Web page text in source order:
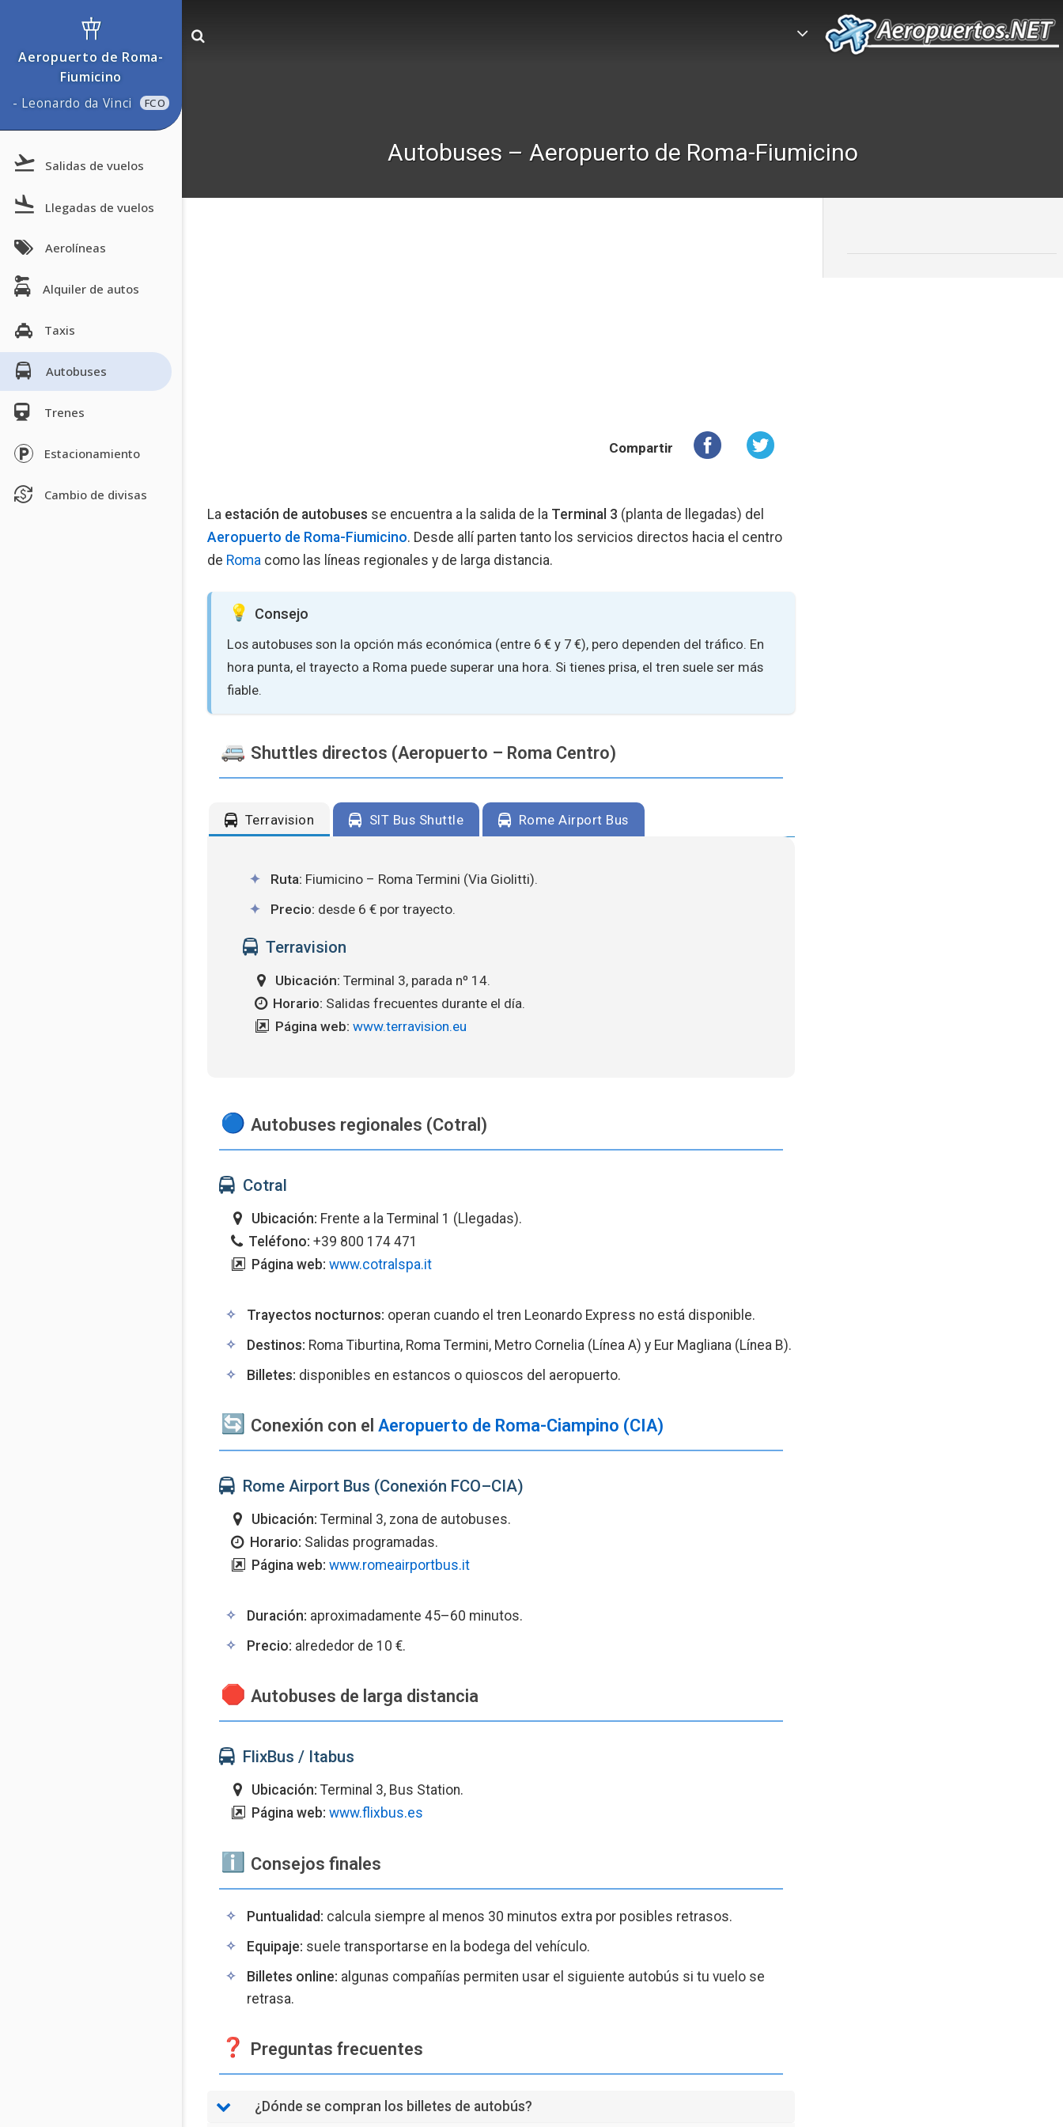
Aeropuerto de Roma-
Fiumicino
- Leonardo da Vinci
FCO
Salidas de vuelos
Llegadas de vuelos
Aerolíneas
Alquiler de autos
Taxis
Autobuses
Trenes
Estacionamiento
Cambio de divisas
Autobuses – Aeropuerto de Roma-Fiumicino
Compartir
La estación de autobuses se encuentra a la salida de la Terminal 3 (planta de llegadas) del
Aeropuerto de Roma-Fiumicino. Desde allí parten tanto los servicios directos hacia el centro
de Roma como las líneas regionales y de larga distancia.
Consejo
Los autobuses son la opción más económica (entre 6 € y 7 €), pero dependen del tráfico. En
hora punta, el trayecto a Roma puede superar una hora. Si tienes prisa, el tren suele ser más
fiable.
Shuttles directos (Aeropuerto – Roma Centro)
Terravision SIT Bus Shuttle Rome Airport Bus
Ruta: Fiumicino – Roma Termini (Via Giolitti).
Precio: desde 6 € por trayecto.
Terravision
Ubicación: Terminal 3, parada nº 14.
Horario: Salidas frecuentes durante el día.
Página web: www.terravision.eu
Autobuses regionales (Cotral)
Cotral
Ubicación: Frente a la Terminal 1 (Llegadas).
Teléfono: +39 800 174 471
Página web: www.cotralspa.it
Trayectos nocturnos: operan cuando el tren Leonardo Express no está disponible.
Destinos: Roma Tiburtina, Roma Termini, Metro Cornelia (Línea A) y Eur Magliana (Línea B).
Billetes: disponibles en estancos o quioscos del aeropuerto.
Conexión con el Aeropuerto de Roma-Ciampino (CIA)
Rome Airport Bus (Conexión FCO–CIA)
Ubicación: Terminal 3, zona de autobuses.
Horario: Salidas programadas.
Página web: www.romeairportbus.it
Duración: aproximadamente 45–60 minutos.
Precio: alrededor de 10 €.
Autobuses de larga distancia
FlixBus / Itabus
Ubicación: Terminal 3, Bus Station.
Página web: www.flixbus.es
️ Consejos finales
Puntualidad: calcula siempre al menos 30 minutos extra por posibles retrasos.
Equipaje: suele transportarse en la bodega del vehículo.
Billetes online: algunas compañías permiten usar el siguiente autobús si tu vuelo se
retrasa.
Preguntas frecuentes
¿Dónde se compran los billetes de autobús?